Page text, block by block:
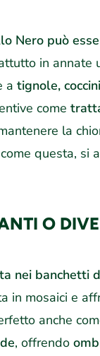
Nero può
in annate
a tignole,
come
la
questa, si
O
nei banchetti
in mosaici e
anche
, offrendo